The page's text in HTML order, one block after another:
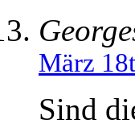
März
Sind